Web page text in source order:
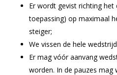
Er wordt gevist richting het
toepassing) op maximaal
steiger;
We vissen de hele
Er mag vóór aanvang
worden. In de pauzes mag